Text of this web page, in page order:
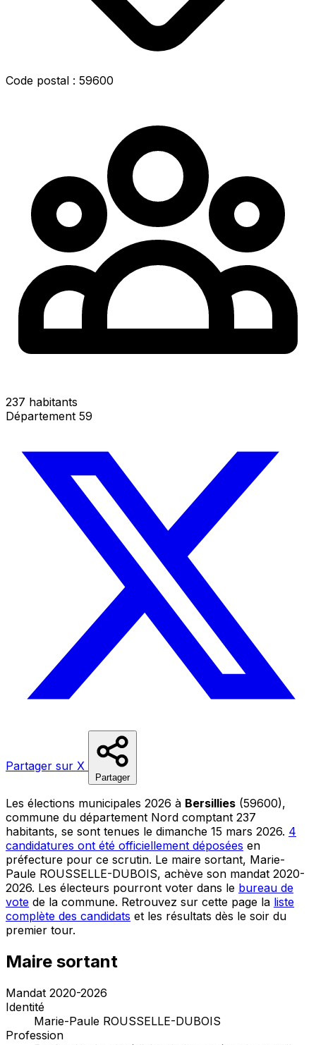
Code postal : 59600
237 habitants
Département 59
Partager sur X
Partager
Les élections municipales 2026 à Bersillies (59600),
commune du département Nord comptant 237
habitants, se sont tenues le dimanche 15 mars 2026. 4
candidatures ont été officiellement déposées en
préfecture pour ce scrutin. Le maire sortant, Marie-
Paule ROUSSELLE-DUBOIS, achève son mandat 2020-
2026. Les électeurs pourront voter dans le bureau de
vote de la commune. Retrouvez sur cette page la liste
complète des candidats et les résultats dès le soir du
premier tour.
Maire sortant
Mandat 2020-2026
Identité
Marie-Paule ROUSSELLE-DUBOIS
Profession